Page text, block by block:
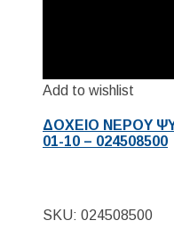
Add to wishlist
ΔΟΧΕΙΟ ΝΕΡΟΥ
01-10 – 024508500
SKU: 024508500